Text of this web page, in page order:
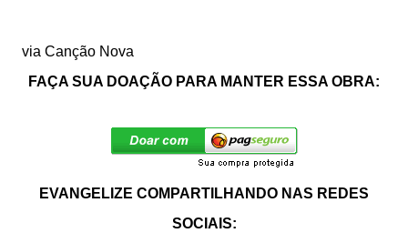
via Canção Nova
FAÇA SUA DOAÇÃO PARA MANTER ESSA OBRA:
EVANGELIZE COMPARTILHANDO NAS REDES
SOCIAIS: